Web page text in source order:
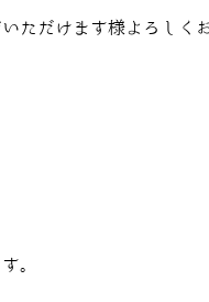
だけます様よろしく
。